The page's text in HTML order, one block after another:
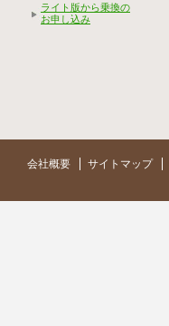
ライト版から乗換の
お申し込み
会社概要 サイトマップ